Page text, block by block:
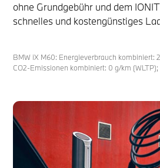
ohne Grundgebühr und dem
schnelles und kostengünstiges
BMW iX M60: Energieverbrauch kombiniert:
CO2-Emissionen kombiniert: 0 g/km